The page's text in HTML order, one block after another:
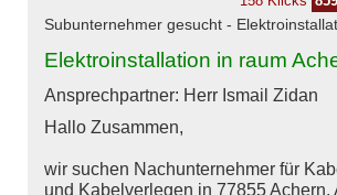
Subunternehmer gesucht -
Elektroinstallation in raum
Ansprechpartner: Herr Ismail Zidan
Hallo Zusammen,
wir suchen Nachunternehmer für
und Kabelverlegen in 77855 Achern,